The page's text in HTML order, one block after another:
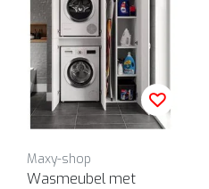
Maxy-shop
Wasmeubel met